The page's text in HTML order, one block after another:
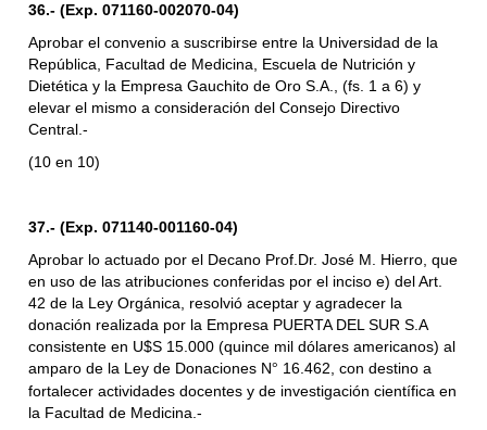
36.- (Exp. 071160-002070-04)
Aprobar el convenio a suscribirse entre la Universidad de la
República, Facultad de Medicina, Escuela de Nutrición y
Dietética y la Empresa Gauchito de Oro S.A., (fs. 1 a 6) y
elevar el mismo a consideración del Consejo Directivo
Central.-
(10 en 10)
37.- (Exp. 071140-001160-04)
Aprobar lo actuado por el Decano Prof.Dr. José M. Hierro, que
en uso de las atribuciones conferidas por el inciso e) del Art.
42 de la Ley Orgánica, resolvió aceptar y agradecer la
donación realizada por la Empresa PUERTA DEL SUR S.A
consistente en U$S 15.000 (quince mil dólares americanos) al
amparo de la Ley de Donaciones N° 16.462, con destino a
fortalecer actividades docentes y de investigación científica en
la Facultad de Medicina.-